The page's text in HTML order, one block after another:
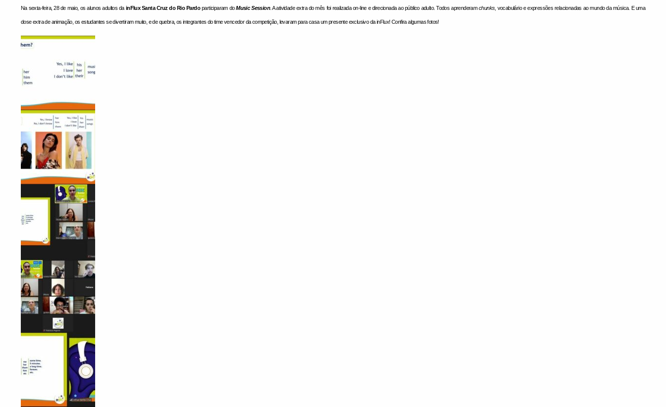
Na sexta-feira, 28 de maio, os alunos adultos da inFlux Santa Cruz do Rio Pardoparticiparam doMusic Session. A atividade extra do mês foi realizada on-line e direcionada ao público adulto. Todos aprenderamchunks, vocabulário e expressões relacionadas ao mundo da música. E uma
dose extra de animação, os estudantes se divertiram muito, e de quebra, os integrantes do time vencedor da competição, levaram para casa um presente exclusivo da inFlux! Confira algumas fotos!